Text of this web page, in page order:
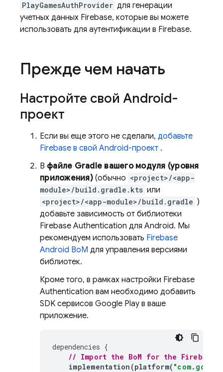
PlayGamesAuthProvider для генерации
учетных данных Firebase, которые вы можете
использовать для аутентификации в Firebase.
Прежде чем начать
Настройте свой Android-
проект
Если вы еще этого не сделали, добавьте
Firebase в свой Android-проект .
В файле Gradle вашего модуля (уровня
приложения)(обычно <project>/<app-
module>/build.gradle.kts или
<project>/<app-module>/build.gradle )
добавьте зависимость от библиотеки
Firebase Authentication для Android. Мы
рекомендуем использовать Firebase
Android BoM для управления версиями
библиотек.
Кроме того, в рамках настройки Firebase
Authentication вам необходимо добавить
SDK сервисов Google Play в ваше
приложение.
dependencies {
// Import the BoM for the Firebase
implementation (platform(